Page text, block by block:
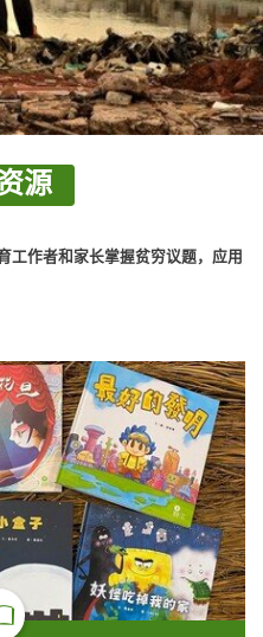
源
工作者和家长掌握贫穷议题，应用